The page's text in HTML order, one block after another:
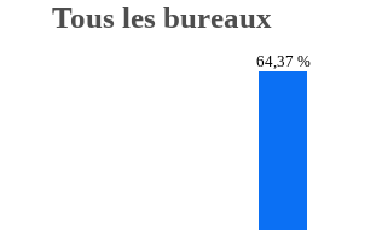
Tous les bureaux
64,37 %